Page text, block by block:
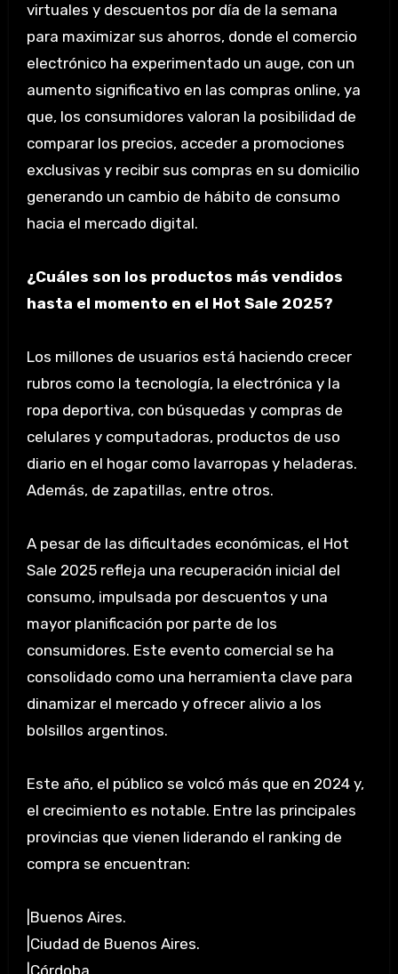
virtuales y descuentos por día de la semana
para maximizar sus ahorros, donde el comercio
electrónico ha experimentado un auge, con un
aumento significativo en las compras online, ya
que, los consumidores valoran la posibilidad de
comparar los precios, acceder a promociones
exclusivas y recibir sus compras en su domicilio
generando un cambio de hábito de consumo
hacia el mercado digital.
¿Cuáles son los productos más vendidos
hasta el momento en el Hot Sale 2025?
Los millones de usuarios está haciendo crecer
rubros como la tecnología, la electrónica y la
ropa deportiva, con búsquedas y compras de
celulares y computadoras, productos de uso
diario en el hogar como lavarropas y heladeras.
Además, de zapatillas, entre otros.
A pesar de las dificultades económicas, el Hot
Sale 2025 refleja una recuperación inicial del
consumo, impulsada por descuentos y una
mayor planificación por parte de los
consumidores. Este evento comercial se ha
consolidado como una herramienta clave para
dinamizar el mercado y ofrecer alivio a los
bolsillos argentinos.
Este año, el público se volcó más que en 2024 y,
el crecimiento es notable. Entre las principales
provincias que vienen liderando el ranking de
compra se encuentran:
|Buenos Aires.
|Ciudad de Buenos Aires.